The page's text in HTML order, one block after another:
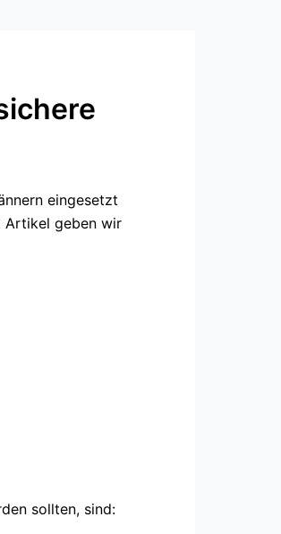
eingesetzt
Artikel geben wir
sollten, sind: